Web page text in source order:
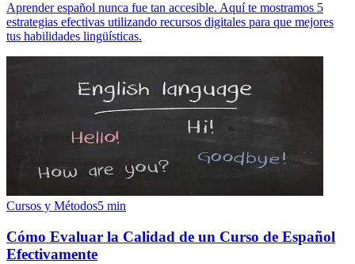
Aprender español nunca fue tan accesible. Aquí te mostramos 5
estrategias efectivas utilizando recursos digitales para que mejores
tus habilidades lingüísticas.
Cursos y Métodos5 min
Cómo Evaluar la Calidad de un Curso de Español
Efectivamente